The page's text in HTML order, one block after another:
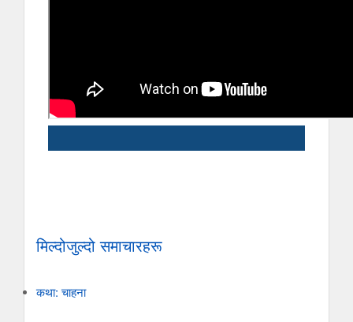
मिल्दोजुल्दो समाचारहरू
कथा: चाहना